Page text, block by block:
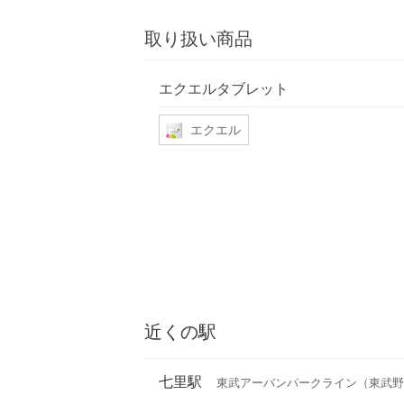
取り扱い商品
エクエルタブレット
エクエル
近くの駅
七里駅 東武アーバンパークライン（東武